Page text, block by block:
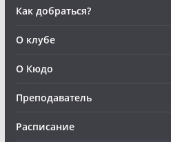
Как добраться?
О клубе
О Кюдо
Преподаватель
Расписание